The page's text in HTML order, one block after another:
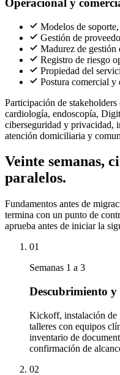
Operacional y
Modelos de
Gestión de
Madurez de gestión
Registro de riesgo
Propiedad del
Postura comercial y
Participación de
cardiología, endoscopía,
ciberseguridad y privacidad,
atención domiciliaria y
Veinte semanas,
paralelos.
Fundamentos antes de
termina con un punto de
aprueba antes de iniciar la
01
Semanas 1 a 3
Descubrimiento
Kickoff, instalación de
talleres con equipos
inventario de
confirmación de
02